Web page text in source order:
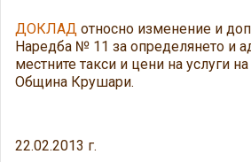
ДОКЛАД относно изменение и
Наредба № 11 за определянето и
местните такси и цени на услуги
Община Крушари.
22.02.2013 г.